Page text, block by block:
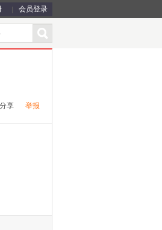
会员登录
举报
分享